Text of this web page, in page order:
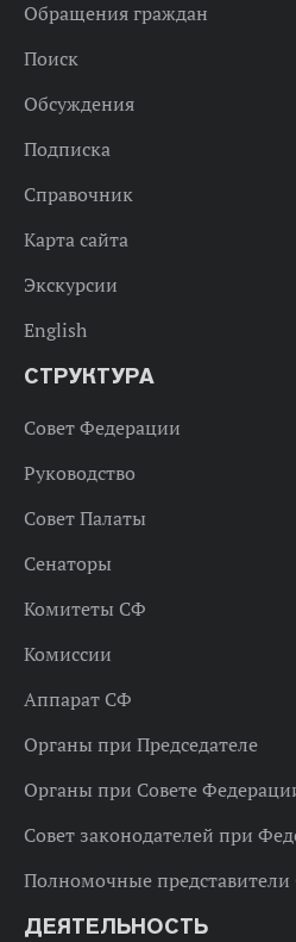
Обращения граждан
Поиск
Обсуждения
Подписка
Справочник
Карта сайта
Экскурсии
English
СТРУКТУРА
Совет Федерации
Руководство
Совет Палаты
Сенаторы
Комитеты СФ
Комиссии
Аппарат СФ
Органы при Председателе
Органы при Совете
Совет законодателей при
Полномочные
ДЕЯТЕЛЬНОСТЬ